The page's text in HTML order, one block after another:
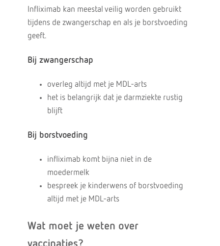
Infliximab kan meestal veilig worden gebruikt
tijdens de zwangerschap en als je borstvoeding
geeft.
Bij zwangerschap
overleg altijd met je MDL-arts
het is belangrijk dat je darmziekte rustig
blijft
Bij borstvoeding
infliximab komt bijna niet in de
moedermelk
bespreek je kinderwens of borstvoeding
altijd met je MDL-arts
Wat moet je weten over